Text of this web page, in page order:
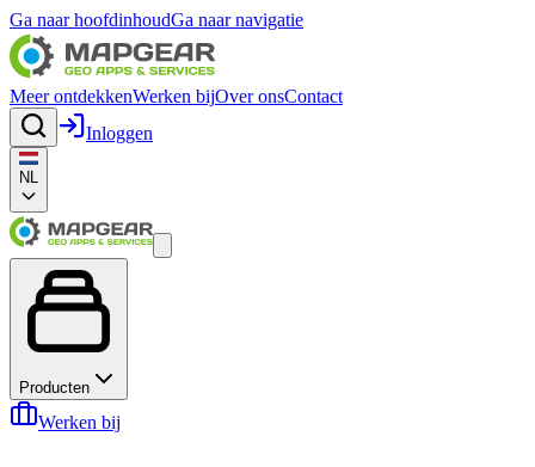
Ga naar hoofdinhoudGa naar navigatie
Meer ontdekkenWerken bijOver onsContact
Inloggen
NL
Producten
Werken bij